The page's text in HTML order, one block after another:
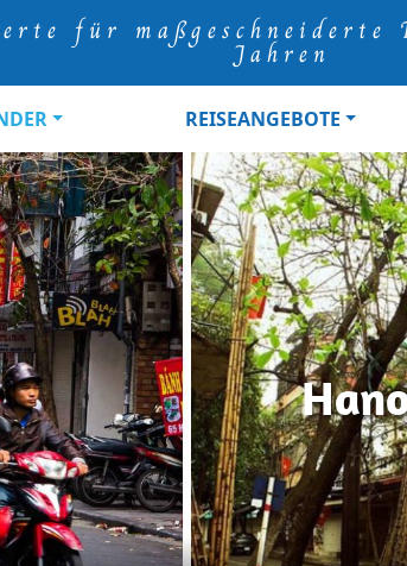
für maßgeschneiderte
Jahren
REISEANGEBOTE